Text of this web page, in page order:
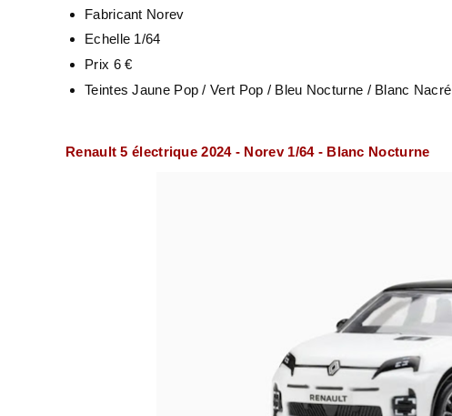
Fabricant Norev
Echelle 1/64
Prix 6 €
Teintes Jaune Pop / Vert Pop / Bleu Nocturne / Blanc Nacré
Renault 5 électrique 2024 - Norev 1/64 - Blanc Nocturne